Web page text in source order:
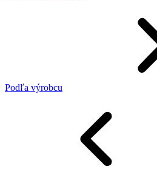
Podľa výrobcu